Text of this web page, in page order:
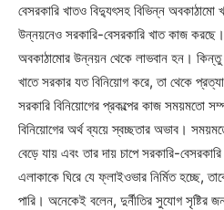
বেসরকারি খাতও বিদ্যুৎসহ বিভিন্ন অবকাঠামো
উন্নয়নেও সরকারি-বেসরকারি খাত কাজ
অবকাঠামোর উন্নয়ন থেকে লাভবান হন। কিন্তু
খাতে সরকার যত বিনিয়োগ করে, তা থেকে
সরকারি বিনিয়োগের প্রকল্পের কাজ সময়মতো
বিনিয়োগের অর্থ ব্যয়ে স্বচ্ছতার অভাব।
বেড়ে যায় এবং তার দায় চাপে সরকারি-
এলাকাকে ঘিরে যে ফ্লাইওভার নির্মিত হচ্ছে,
পারি। অনেকেই বলেন, দুর্নীতির সুযোগ সৃষ্টির